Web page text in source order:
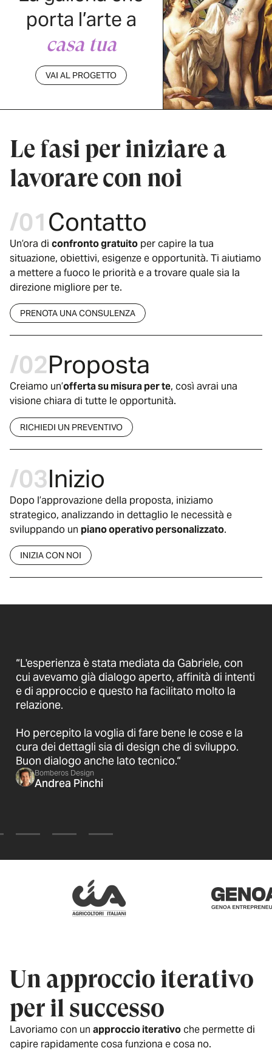
porta l’arte a
casa tua
VAI AL PROGETTO
Le fasi per iniziare a
lavorare con noi
/01Contatto
Un’ora di confronto gratuito per capire la tua
situazione, obiettivi, esigenze e opportunità. Ti aiutiamo
a mettere a fuoco le priorità e a trovare quale sia la
direzione migliore per te.
PRENOTA UNA CONSULENZA
/02Proposta
Creiamo un’offerta su misura per te, così avrai una
visione chiara di tutte le opportunità.
RICHIEDI UN PREVENTIVO
/03Inizio
Dopo l’approvazione della proposta, iniziamo
strategico, analizzando in dettaglio le necessità e
sviluppando un piano operativo personalizzato.
INIZIA CON NOI
“L'esperienza è stata mediata da Gabriele, con
cui avevamo già dialogo aperto, affinità di intenti
e di approccio e questo ha facilitato molto la
relazione.
Ho percepito la voglia di fare bene le cose e la
cura dei dettagli sia di design che di sviluppo.
Buon dialogo anche lato tecnico.“
Bomberos Design
Andrea Pinchi
Un approccio iterativo
per il successo
Lavoriamo con un approccio iterativoche permette di
capire rapidamente cosa funziona e cosa no.